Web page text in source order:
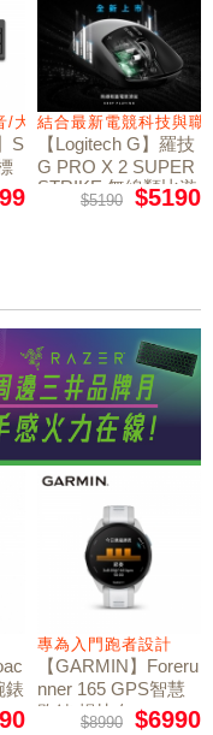
/大易
S
結合最新電競科技與
【Logitech G】羅技
G PRO X 2 SUPER
STRIKE 無線類比遊
戲滑鼠$5190 $5190
錶
專為入門跑者設計
【GARMIN】Foreru
nner 165 GPS智慧
跑錶 暢快白
$8990 $6990